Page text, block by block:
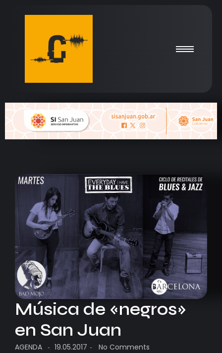
Música de «negros»
en San Juan
AGENDA - 19.05.2017 - No Comments